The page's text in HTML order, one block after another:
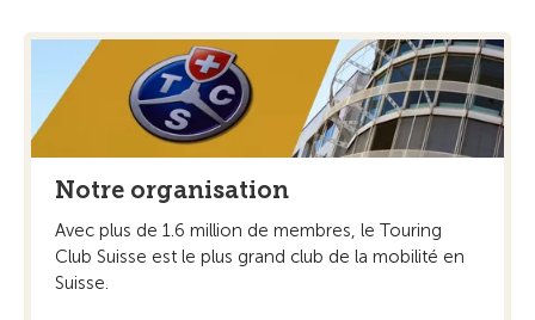
Notre organisation
Avec plus de 1.6 million de membres, le Touring
Club Suisse est le plus grand club de la mobilité en
Suisse.